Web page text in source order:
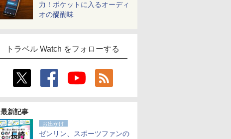
力！ポケットに入るオーディ
オの醍醐味
トラベル Watch をフォローする
最新記事
お出かけ
ゼンリン、スポーツファンの